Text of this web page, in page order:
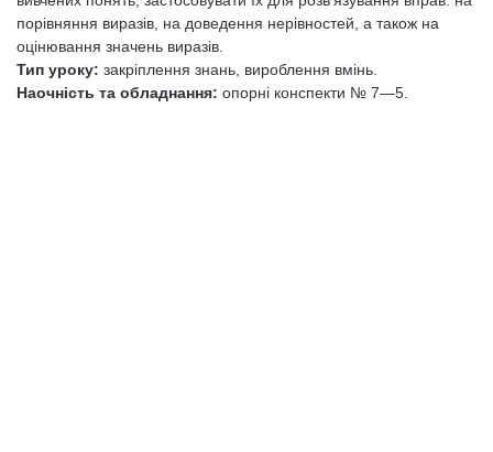
порівняння виразів, на доведення нерівностей, а також на
оцінювання значень виразів.
Тип уроку: закріплення знань, вироблення вмінь.
Наочність та обладнання: опорні конспекти № 7—5.